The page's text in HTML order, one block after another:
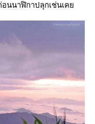
อนนาฬิกาปลุกเช่นเค